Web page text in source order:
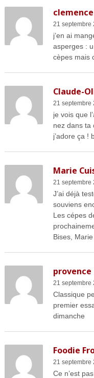
clemence
21 septembre
j’en ai
asperges :
cèpes mais
Claude-
21 septembre
je vois que
nez dans ta
j’adore ça !
Marie
21 septembre
J’ai déjà
souviens
Les cépes
Bises, Marie
provence
21 septembre
Classique
premier
dimanche
Foodie
21 septembre
Ce n’est